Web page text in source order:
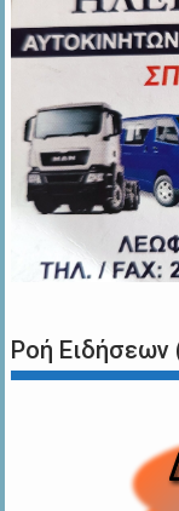
Ροή Ειδήσεων